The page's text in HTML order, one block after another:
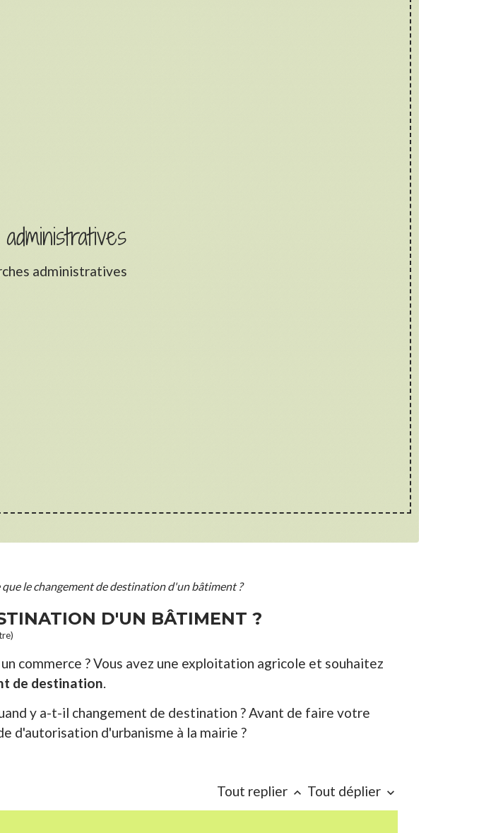
administratives
le changement de destination d'un bâtiment ?
D'UN BÂTIMENT ?
commerce ? Vous avez une exploitation agricole et souhaitez
de destination.
y a-t-il changement de destination ? Avant de faire votre
d'autorisation d'urbanisme à la mairie ?
Tout replier keyboard_arrow_up Tout déplier keyboard_arrow_down